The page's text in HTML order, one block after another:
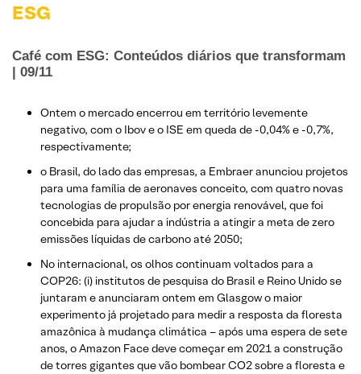
ESG
Café com ESG: Conteúdos diários que transformam
| 09/11
Ontem o mercado encerrou em território levemente
negativo, com o Ibov e o ISE em queda de -0,04% e -0,7%,
respectivamente;
o Brasil, do lado das empresas, a Embraer anunciou projetos
para uma família de aeronaves conceito, com quatro novas
tecnologias de propulsão por energia renovável, que foi
concebida para ajudar a indústria a atingir a meta de zero
emissões líquidas de carbono até 2050;
No internacional, os olhos continuam voltados para a
COP26: (i) institutos de pesquisa do Brasil e Reino Unido se
juntaram e anunciaram ontem em Glasgow o maior
experimento já projetado para medir a resposta da floresta
amazônica à mudança climática – após uma espera de sete
anos, o Amazon Face deve começar em 2021 a construção
de torres gigantes que vão bombear CO2 sobre a floresta e